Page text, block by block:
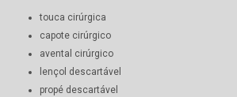
touca cirúrgica
capote cirúrgico
avental cirúrgico
lençol descartável
propé descartável